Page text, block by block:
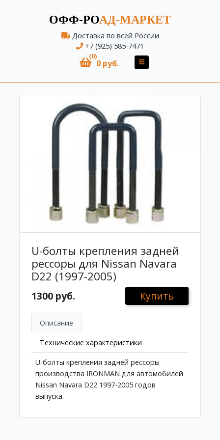
ОФФ-РОАД-МАРКЕТ
Доставка по всей России
+7 (925) 585-7471
(0)
0 руб.
U-болты крепления задней
рессоры для Nissan Navara
D22 (1997-2005)
1300 руб. Купить
Описание
Технические характеристики
U-болты крепления задней рессоры
производства IRONMAN для автомобилей
Nissan Navara D22 1997-2005 годов
выпуска.